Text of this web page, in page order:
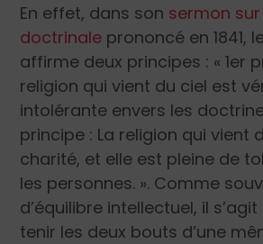
En effet, dans son sermon
doctrinale prononcé en 1841,
affirme deux principes : « 1er
religion qui vient du ciel est
intolérante envers les
principe : La religion qui vient
charité, et elle est pleine de
les personnes. ». Comme
d’équilibre intellectuel, il
tenir les deux bouts d’une